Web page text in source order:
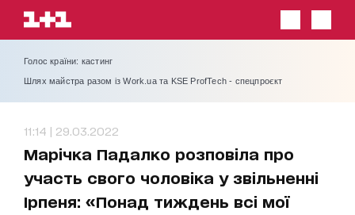
Голос країни: кастинг
Шлях майстра разом із Work.ua та KSE ProfTech - спецпроєкт
11:14 | 29.03.2022
Марічка Падалко розповіла про
участь свого чоловіка у звільненні
Ірпеня: «Понад тиждень всі мої